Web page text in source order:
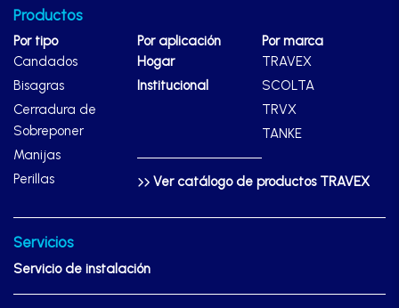
SCOLTA
TANKE
Productos
Por tipo
Candados
Bisagras
Cerradura de
Sobreponer
Manijas
Perillas
Por aplicación
Hogar
Institucional
Por marca
TRAVEX
SCOLTA
TRVX
TANKE
Ver catálogo de productos TRAVEX
Servicios
Servicio de instalación